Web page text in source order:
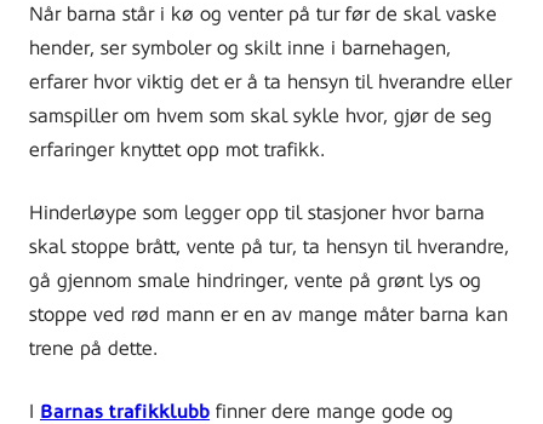
Når barna står i kø og venter på tur før de skal vaske
hender, ser symboler og skilt inne i barnehagen,
erfarer hvor viktig det er å ta hensyn til hverandre eller
samspiller om hvem som skal sykle hvor, gjør de seg
erfaringer knyttet opp mot trafikk.
Hinderløype som legger opp til stasjoner hvor barna
skal stoppe brått, vente på tur, ta hensyn til hverandre,
gå gjennom smale hindringer, vente på grønt lys og
stoppe ved rød mann er en av mange måter barna kan
trene på dette.
I Barnas trafikklubb finner dere mange gode og